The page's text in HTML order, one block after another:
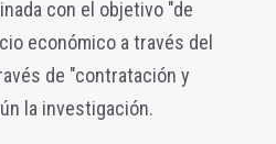
con el objetivo "de
económico a través del
de "contratación y
la investigación.